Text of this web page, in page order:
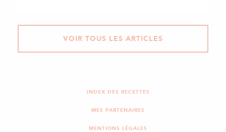
VOIR TOUS LES ARTICLES
INDEX DES RECETTES
MES PARTENAIRES
MENTIONS LÉGALES